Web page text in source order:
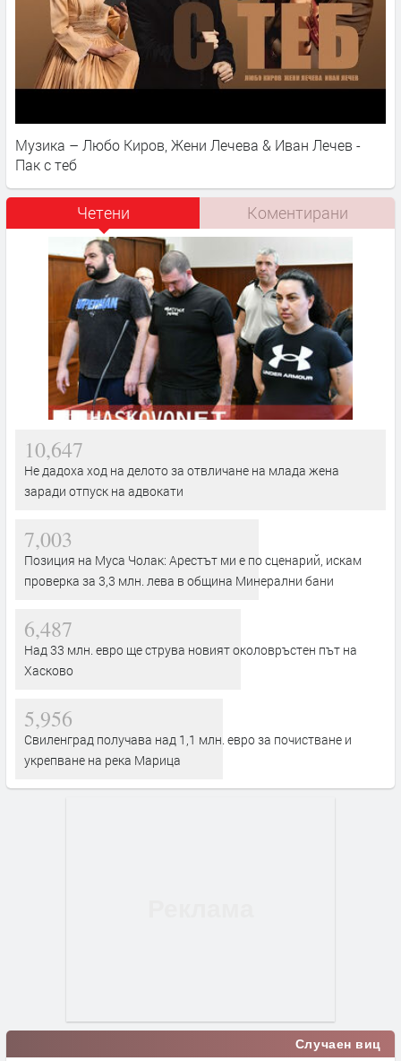
Музика – Любо Киров, Жени Лечева & Иван Лечев -
Пак с теб
Четени Коментирани
10,647
Не дадоха ход на делото за отвличане на млада жена
заради отпуск на адвокати
7,003
Позиция на Муса Чолак: Арестът ми е по сценарий, искам
проверка за 3,3 млн. лева в община Минерални бани
6,487
Над 33 млн. евро ще струва новият околовръстен път на
Хасково
5,956
Свиленград получава над 1,1 млн. евро за почистване и
укрепване на река Марица
Случаен виц